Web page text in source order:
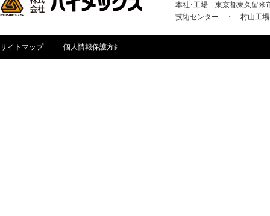
本社･工場 東京都東久留米
技術センター ・ 村山工
サイトマップ 個人情報保護方針